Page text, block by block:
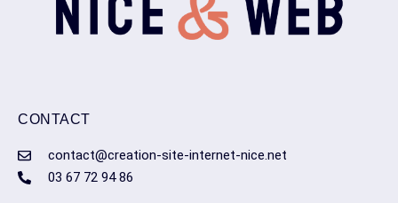
CONTACT
contact@creation-site-internet-nice.net
03 67 72 94 86